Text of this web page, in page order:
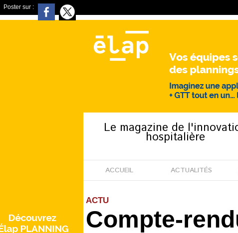
Poster sur :
Le magazine de
hospitalière
ACCUEIL ACTUALITÉS
ACTU
Compte-